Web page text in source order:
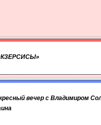
вечер с Владимиром